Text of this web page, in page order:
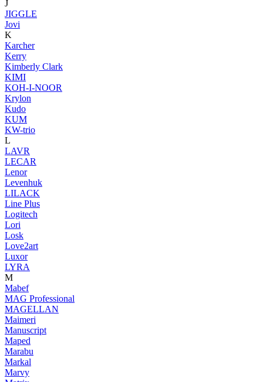
J
JIGGLE
Jovi
K
Karcher
Kerry
Kimberly Clark
KIMI
KOH-I-NOOR
Krylon
Kudo
KUM
KW-trio
L
LAVR
LECAR
Lenor
Levenhuk
LILACK
Line Plus
Logitech
Lori
Losk
Love2art
Luxor
LYRA
M
Mabef
MAG Professional
MAGELLAN
Maimeri
Manuscript
Maped
Marabu
Markal
Marvy